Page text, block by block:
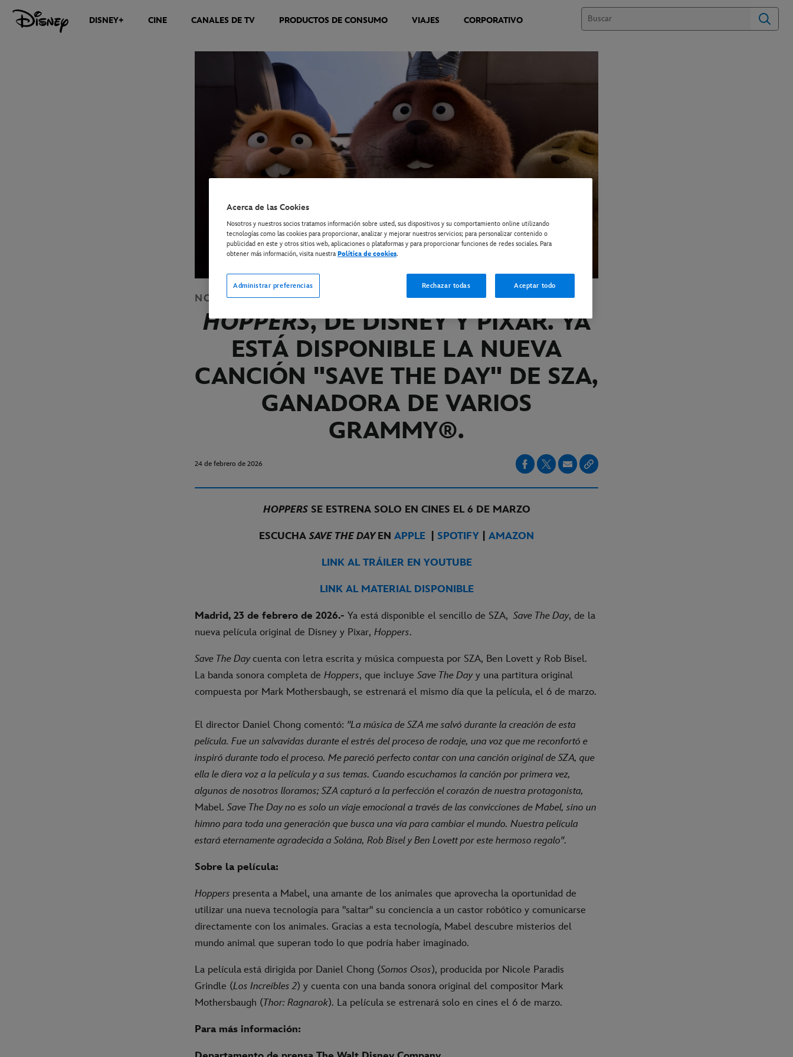
DISNEY+ CINE CANALES DE TV PRODUCTOS DE CONSUMO VIAJES CORPORATIVO
NOTICIAS CINE
HOPPERS, DE DISNEY Y PIXAR. YA
ESTÁ DISPONIBLE LA NUEVA
CANCIÓN "SAVE THE DAY" DE SZA,
GANADORA DE VARIOS
GRAMMY®.
24 de febrero de 2026
HOPPERSSE ESTRENA SOLO EN CINES EL 6 DE MARZO
ESCUCHASAVE THE DAYEN APPLE SPOTIFY AMAZON
LINK AL TRÁILER EN YOUTUBE
LINK AL MATERIAL DISPONIBLE
Madrid, 23 de febrero de 2026.- Ya está disponible el sencillo de SZA,Save The Day, de la
nueva película original de Disney y Pixar, Hoppers.
Save The Daycuenta con letra escrita y música compuesta por SZA, Ben Lovett y Rob Bisel.
La banda sonora completa de Hoppers, que incluyeSave The Dayy una partitura original
compuesta por Mark Mothersbaugh, se estrenará el mismo día que la película, el 6 de marzo.
El director Daniel Chong comentó: "La música de SZA me salvó durante la creación de esta
película. Fue un salvavidas durante el estrés del proceso de rodaje, una voz que me reconfortó e
inspiró durante todo el proceso. Me pareció perfecto contar con una canción original de SZA, que
ella le diera voz a la película y a sus temas. Cuando escuchamos la canción por primera vez,
algunos de nosotros lloramos; SZA capturó a la perfección el corazón de nuestra protagonista,
Mabel.Save The Day no es solo un viaje emocional a través de las convicciones de Mabel, sino un
himno para toda una generación que busca una vía para cambiar el mundo. Nuestra película
estará eternamente agradecida a Solána, Rob Bisel y Ben Lovett por este hermoso regalo".
Sobre la película:
Hoppers presenta a Mabel, una amante de los animales que aprovecha la oportunidad de
utilizar una nueva tecnología para "saltar" su conciencia a un castor robótico y comunicarse
directamente con los animales. Gracias a esta tecnología, Mabel descubre misterios del
mundo animal que superan todo lo que podría haber imaginado.
La película está dirigida por Daniel Chong (Somos Osos), producida por Nicole Paradis
Grindle (Los Increíbles 2) y cuenta con una banda sonora original del compositor Mark
Mothersbaugh (Thor: Ragnarok). La película se estrenará solo en cines el 6 de marzo.
Para más información:
Acerca de las Cookies
Nosotros y nuestros socios tratamos información sobre usted, sus dispositivos y su comportamiento online utilizando
tecnologías como las cookies para proporcionar, analizar y mejorar nuestros servicios; para personalizar contenido o
publicidad en este y otros sitios web, aplicaciones o plataformas y para proporcionar funciones de redes sociales. Para
obtener más información, visita nuestraPolítica de cookies.
Administrar preferencias Rechazar todas Aceptar todo